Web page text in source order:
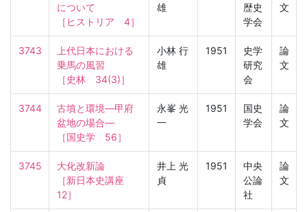
について
［ヒストリア　4］
雄
歴史
学会
文
3743
上代日本における
乗馬の風習
［史林　34(3)］
小林 行
雄
1951
史学
研究
会
論
文
3744
古墳と環境—甲府
盆地の場合—
［国史学　56］
永峯 光
一
1951
国史
学会
論
文
3745
大化改新論
［新日本史講座
12］
井上 光
貞
1951
中央
公論
社
論
文